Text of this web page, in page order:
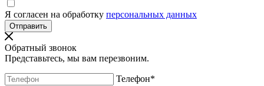
Я согласен на обработку персональных данных
Обратный звонок
Представьтесь, мы вам перезвоним.
Телефон*